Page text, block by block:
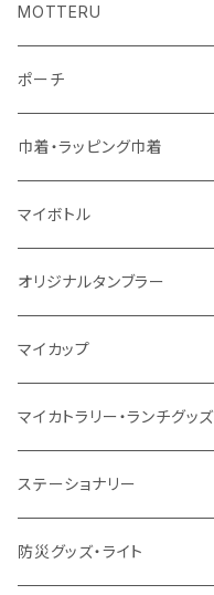
コットン
ジュートコットン
再生ファブリック
コットン
5oz
シーチング
キャンパス
8oz
10oz
デニム・デニムライク
ポリエステル
再生不織布
不織布
保冷
再生ファブリック
5oz
10oz
コットン
シーチング
キャンパス
10oz
12oz
デニム
ポリエステル
不織布
保冷
フェアトレードコットン
ジュートコットン
再生ファブリック
5oz
コットン
5oz
キャンパス
ポリエステル
不織布
コットン
5oz
デニム
ポリエステル
不織布
スウェット
MOTTERU
お買い物バッグ
ボトル
タンブラー
ランチグッズ
ハンカチ
傘
ポーチ
オーガニックコットン
フェアトレードコットン
再生ファブリック
キャンパス
デニム・デニムライク
ポリエステル
不織布
巾着・ラッピング巾着
コットン
オーガニックコットン
再生ファブリック
フェアトレードコットン
デニム・デニムライク
ポリエステル
マイボトル
ステンレスサーモ
ステンレス
アルミ
クリアボトル
カスタムデザインボトル
オリジナルタンブラー
サーモタンブラー
ステンレス2層タンブラー
プラスチック2層タンブラー
アルミタンブラー
マイカップ
サーモ
ステンレス
バンブー
マイカトラリー・ランチグッズ
カトラリー
フードポット
ステーショナリー
単色ボールペン
防災グッズ・ライト